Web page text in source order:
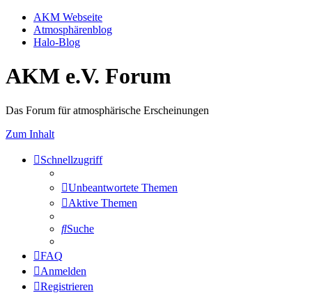
AKM Webseite
Atmosphärenblog
Halo-Blog
AKM e.V. Forum
Das Forum für atmosphärische Erscheinungen
Zum Inhalt
Schnellzugriff
Unbeantwortete Themen
Aktive Themen
Suche
FAQ
Anmelden
Registrieren